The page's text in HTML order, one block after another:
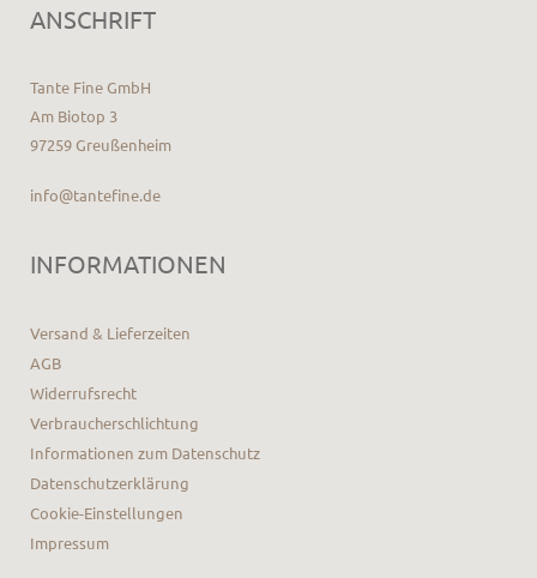
ANSCHRIFT
Tante Fine GmbH
Am Biotop 3
97259 Greußenheim
info@tantefine.de
INFORMATIONEN
Versand & Lieferzeiten
AGB
Widerrufsrecht
Verbraucherschlichtung
Informationen zum Datenschutz
Datenschutzerklärung
Cookie-Einstellungen
Impressum